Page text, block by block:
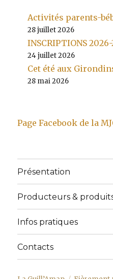
Activités parents-
28 juillet 2026
INSCRIPTIONS
24 juillet 2026
Cet été aux
28 mai 2026
Page Facebook de la
Présentation
Producteurs &
Infos pratiques
Contacts